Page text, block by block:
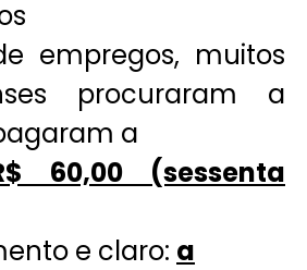
empregos, muitos
procuraram a
a
60,00 (sessenta
e claro: a